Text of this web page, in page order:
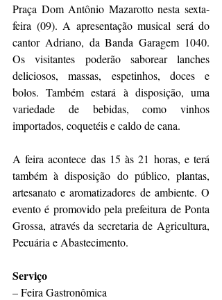
Praça Dom Antônio Mazarotto nesta sexta-
feira (09). A apresentação musical será do
cantor Adriano, da Banda Garagem 1040.
Os visitantes poderão saborear lanches
deliciosos, massas, espetinhos, doces e
bolos. Também estará à disposição, uma
variedade de bebidas, como vinhos
importados, coquetéis e caldo de cana.
A feira acontece das 15 às 21 horas, e terá
também à disposição do público, plantas,
artesanato e aromatizadores de ambiente. O
evento é promovido pela prefeitura de Ponta
Grossa, através da secretaria de Agricultura,
Pecuária e Abastecimento.
Serviço
– Feira Gastronômica